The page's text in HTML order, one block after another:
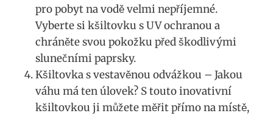
pro pobyt na vodě velmi nepříjemné.
‍Vyberte si kšiltovku s UV ochranou a
chráněte​ svou pokožku před‌ škodlivými
slunečními paprsky.
Kšiltovka​ s vestavěnou odvážkou – Jakou
váhu‍ má ten ‍úlovek? S touto ⁣inovativní ​
kšiltovkou ji můžete měřit přímo na místě,